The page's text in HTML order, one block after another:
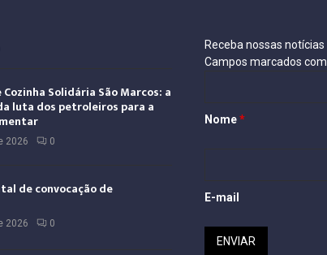
Cozinha Solidária São Marcos: a
luta dos petroleiros para a
2026 0
de convocação de
2026 0
Receba nossas notícias
Campos marcados com
Nome*
E-mail